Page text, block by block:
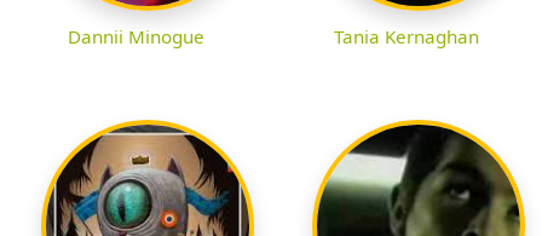
Dannii Minogue Tania Kernaghan